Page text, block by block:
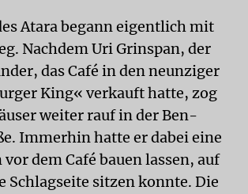
Atara begann eigentlich mit
Nachdem Uri Grinspan, der
das Café in den neunziger
King« verkauft hatte, zog
weiter rauf in der Ben-
Immerhin hatte er dabei eine
dem Café bauen lassen, auf
Schlagseite sitzen konnte. Die